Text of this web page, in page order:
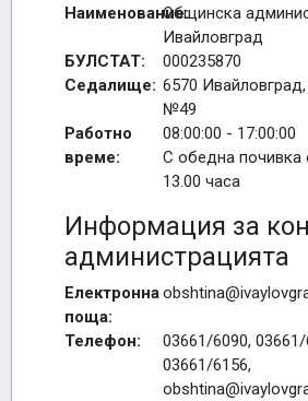
Наименование:Общинска
Ивайловград
БУЛСТАТ:
000235870
Седалище: 6570 Ивайловград,
№49
Работно
време:
08:00:00 - 17:00:00
С обедна почивка
13.00 часа
Информация за
администрацията
Електронна
поща:
Телефон:
03661/6090, 03661/
03661/6156,